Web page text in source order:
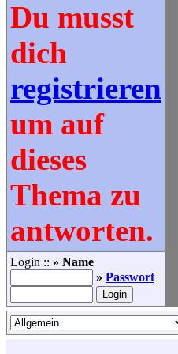
Du musst
dich
registrieren
um auf
dieses
Thema zu
antworten.
Login :: » Name
» Passwort